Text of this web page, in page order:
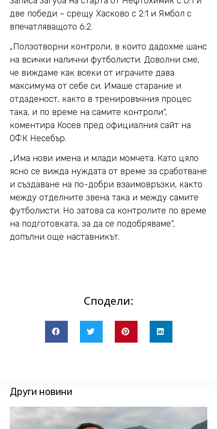
две победи – срещу Хасково с 2:1 и Ямбол с
впечатляващото 6:2.
„Ползотворни контроли, в които дадохме шанс
на всички налични футболисти. Доволни сме,
че виждаме как всеки от играчите дава
максимума от себе си. Имаше старание и
отдаденост, както в тренировъчния процес
така, и по време на самите контроли“,
коментира Косев пред официалния сайт на
ОФК Несебър.
„Има нови имена и млади момчета. Като цяло
ясно се вижда нуждата от време за сработване
и създаване на по-добри взаимовръзки, както
между отделните звена така и между самите
футболисти. Но затова са контролите по време
на подготовката, за да се подобряваме“,
допълни още наставникът.
Сподели:
Други новини